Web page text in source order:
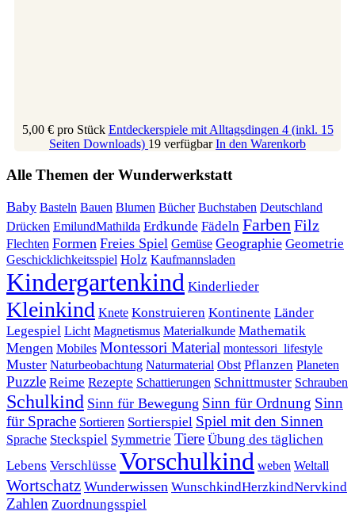
5,00 € pro Stück Entdeckerspiele mit Alltagsdingen 4 (inkl. 15
Seiten Downloads) 19 verfügbar In den Warenkorb
Alle Themen der Wunderwerkstatt
Baby Basteln Bauen Blumen Bücher Buchstaben Deutschland
Drücken EmilundMathilda Erdkunde Fädeln FarbenFilz
Flechten Formen Freies Spiel Gemüse Geographie Geometrie
Geschicklichkeitsspiel Holz Kaufmannsladen
Kindergartenkind Kinderlieder
Kleinkind Knete Konstruieren Kontinente Länder
Legespiel Licht Magnetismus Materialkunde Mathematik
Mengen Mobiles Montessori Material montessori_lifestyle
Muster Naturbeobachtung Naturmaterial Obst Pflanzen Planeten
Puzzle Reime Rezepte Schattierungen Schnittmuster Schrauben
Schulkind Sinn für Bewegung Sinn für Ordnung Sinn
für Sprache Sortieren Sortierspiel Spiel mit den Sinnen
Sprache Steckspiel Symmetrie Tiere Übung des täglichen
Lebens Verschlüsse Vorschulkind weben Weltall
Wortschatz Wunderwissen WunschkindHerzkindNervkind
Zahlen Zuordnungsspiel